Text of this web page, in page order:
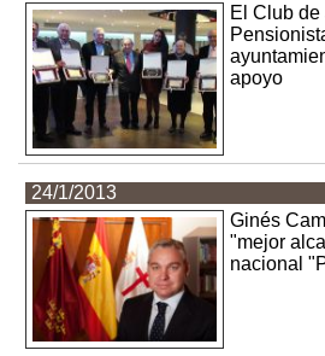
El Club
apoyo
24/1/2013
Ginés
"mejor
nacional